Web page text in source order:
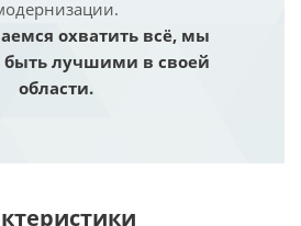
охватить всё, мы
быть лучшими в своей
области.